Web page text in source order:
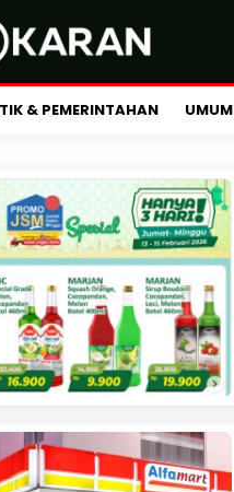
& PEMERINTAHAN UMUM